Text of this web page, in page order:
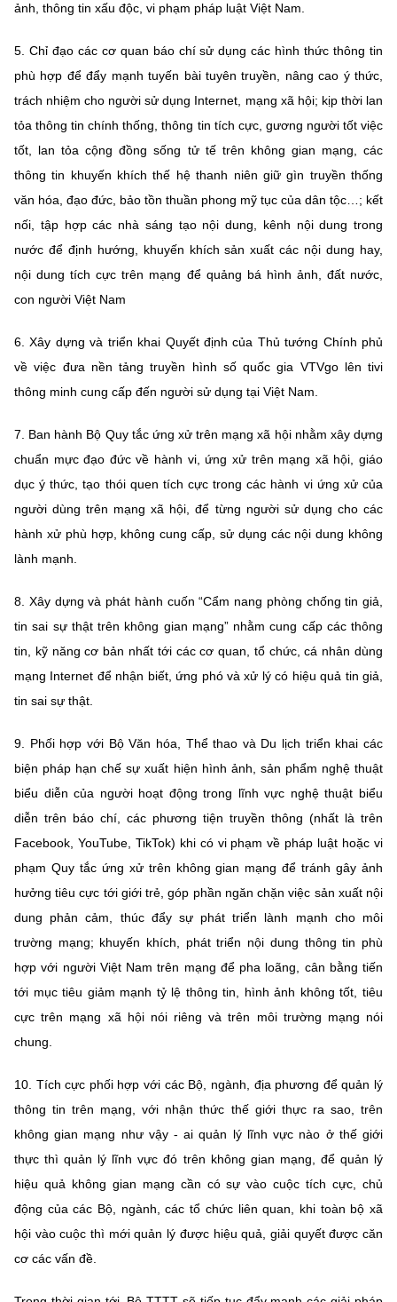
ảnh, thông tin xấu độc, vi phạm pháp luật Việt Nam.
5. Chỉ đạo các cơ quan báo chí sử dụng các hình thức thông tin
phù hợp để đẩy mạnh tuyến bài tuyên truyền, nâng cao ý thức,
trách nhiệm cho người sử dụng Internet, mạng xã hội; kịp thời lan
tỏa thông tin chính thống, thông tin tích cực, gương người tốt việc
tốt, lan tỏa cộng đồng sống tử tế trên không gian mạng, các
thông tin khuyến khích thế hệ thanh niên giữ gìn truyền thống
văn hóa, đạo đức, bảo tồn thuần phong mỹ tục của dân tộc…; kết
nối, tập hợp các nhà sáng tạo nội dung, kênh nội dung trong
nước để định hướng, khuyến khích sản xuất các nội dung hay,
nội dung tích cực trên mạng để quảng bá hình ảnh, đất nước,
con người Việt Nam
6. Xây dựng và triển khai Quyết định của Thủ tướng Chính phủ
về việc đưa nền tảng truyền hình số quốc gia VTVgo lên tivi
thông minh cung cấp đến người sử dụng tại Việt Nam.
7. Ban hành Bộ Quy tắc ứng xử trên mạng xã hội nhằm xây dựng
chuẩn mực đạo đức về hành vi, ứng xử trên mạng xã hội, giáo
dục ý thức, tạo thói quen tích cực trong các hành vi ứng xử của
người dùng trên mạng xã hội, để từng người sử dụng cho các
hành xử phù hợp, không cung cấp, sử dụng các nội dung không
lành mạnh.
8. Xây dựng và phát hành cuốn “Cẩm nang phòng chống tin giả,
tin sai sự thật trên không gian mạng” nhằm cung cấp các thông
tin, kỹ năng cơ bản nhất tới các cơ quan, tổ chức, cá nhân dùng
mạng Internet để nhận biết, ứng phó và xử lý có hiệu quả tin giả,
tin sai sự thật.
9. Phối hợp với Bộ Văn hóa, Thể thao và Du lịch triển khai các
biện pháp hạn chế sự xuất hiện hình ảnh, sản phẩm nghệ thuật
biểu diễn của người hoạt động trong lĩnh vực nghệ thuật biểu
diễn trên báo chí, các phương tiện truyền thông (nhất là trên
Facebook, YouTube, TikTok) khi có vi phạm về pháp luật hoặc vi
phạm Quy tắc ứng xử trên không gian mạng để tránh gây ảnh
hưởng tiêu cực tới giới trẻ, góp phần ngăn chặn việc sản xuất nội
dung phản cảm, thúc đẩy sự phát triển lành mạnh cho môi
trường mạng; khuyến khích, phát triển nội dung thông tin phù
hợp với người Việt Nam trên mạng để pha loãng, cân bằng tiến
tới mục tiêu giảm mạnh tỷ lệ thông tin, hình ảnh không tốt, tiêu
cực trên mạng xã hội nói riêng và trên môi trường mạng nói
chung.
10. Tích cực phối hợp với các Bộ, ngành, địa phương để quản lý
thông tin trên mạng, với nhận thức thế giới thực ra sao, trên
không gian mạng như vậy - ai quản lý lĩnh vực nào ở thế giới
thực thì quản lý lĩnh vực đó trên không gian mạng, để quản lý
hiệu quả không gian mạng cần có sự vào cuộc tích cực, chủ
động của các Bộ, ngành, các tổ chức liên quan, khi toàn bộ xã
hội vào cuộc thì mới quản lý được hiệu quả, giải quyết được căn
cơ các vấn đề.